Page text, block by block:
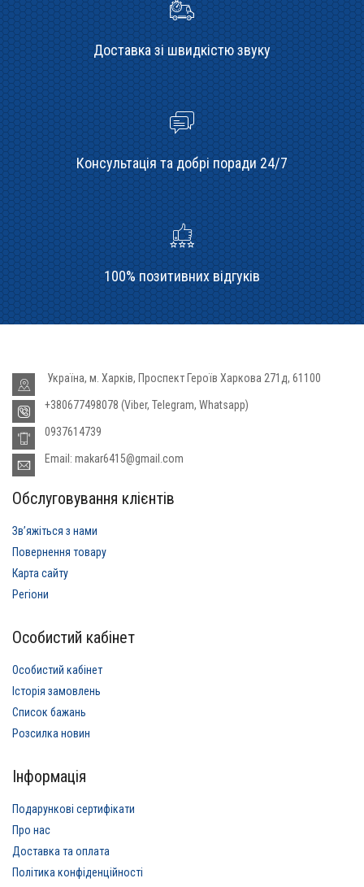
Доставка зі швидкістю звуку
Консультація та добрі поради 24/7
100% позитивних відгуків
Україна, м. Харків, Проспект Героїв Харкова 271д, 61100
+380677498078 (Viber, Telegram, Whatsapp)
0937614739
Email: makar6415@gmail.com
Обслуговування клієнтів
Звʼяжіться з нами
Повернення товару
Карта сайту
Регіони
Особистий кабінет
Особистий кабінет
Історія замовлень
Список бажань
Розсилка новин
Інформація
Подарункові сертифікати
Про нас
Доставка та оплата
Політика конфіденційності